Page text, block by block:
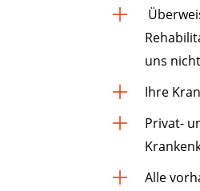
uns
Ihre
Privat-
Alle